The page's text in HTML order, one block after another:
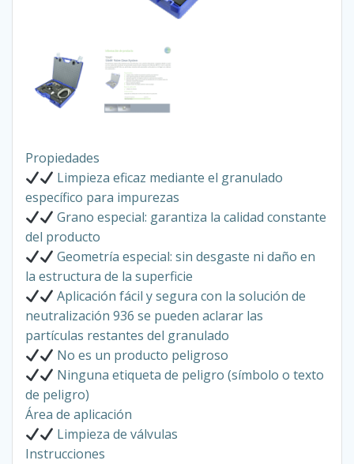
Propiedades
Limpieza eficaz mediante el granulado
específico para impurezas
Grano especial: garantiza la calidad constante
del producto
Geometría especial: sin desgaste ni daño en
la estructura de la superficie
Aplicación fácil y segura con la solución de
neutralización 936 se pueden aclarar las
partículas restantes del granulado
No es un producto peligroso
Ninguna etiqueta de peligro (símbolo o texto
de peligro)
Área de aplicación
Limpieza de válvulas
Instrucciones